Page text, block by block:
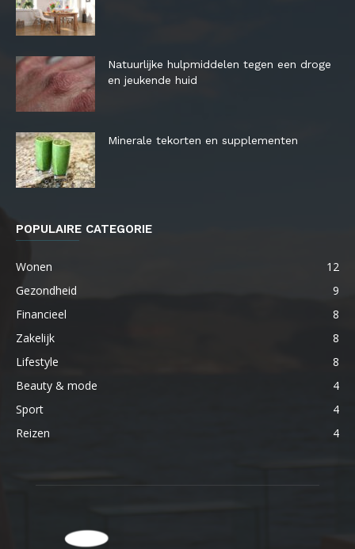
Natuurlijke hulpmiddelen tegen een droge
en jeukende huid
Minerale tekorten en supplementen
POPULAIRE CATEGORIE
Wonen
12
Gezondheid
9
Financieel
8
Zakelijk
8
Lifestyle
8
Beauty & mode
4
Sport
4
Reizen
4